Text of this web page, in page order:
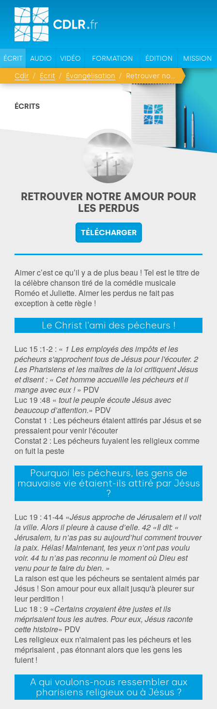
ÉCRIT AUDIO VIDÉO FORMATION ÉDITION MISSION
Cdlr Écrit Évangélisation Retrouver notre amour pour les perdus
ÉCRITS
RETROUVER NOTRE AMOUR POUR
LES PERDUS
TÉLÉCHARGER
Aimer c’est ce qu’il y a de plus beau ! Tel est le titre de
la célèbre chanson tiré de la comédie musicale
Roméo et Juliette. Aimer les perdus ne fait pas
exception à cette règle !
Le Christ l'ami des pécheurs !
Luc 15 :1-2 : « 1 Les employés des impôts et les
pécheurs s'approchent tous de Jésus pour l'écouter. 2
Les Pharisiens et les maîtres de la loi critiquent Jésus
et disent : « Cet homme accueille les pécheurs et il
mange avec eux !» PDV
Luc 19 :48 « tout le peuple écoute Jésus avec
beaucoup d’attention.» PDV
Constat 1 : Les pécheurs étaient attirés par Jésus et se
pressaient pour venir l'écouter
Constat 2 : Les pécheurs fuyaient les religieux comme
on fuit la peste
Pourquoi les pécheurs, les gens de
mauvaise vie étaient-ils attiré par Jésus
?
Luc 19 : 41-44 «Jésus approche de Jérusalem et il voit
la ville. Alors il pleure à cause d’elle. 42 «Il dit: «
Jérusalem, tu n’as pas su aujourd’hui comment trouver
la paix. Hélas! Maintenant, tes yeux n’ont pas voulu
voir. 44 tu n’as pas reconnu le moment où Dieu est
venu pour te faire du bien. »
La raison est que les pécheurs se sentaient aimés par
Jésus ! Son amour pour eux allait jusqu'à pleurer sur
leur perdition !
Luc 18 : 9 «Certains croyaient être justes et ils
méprisaient tous les autres. Pour eux, Jésus raconte
cette histoire» PDV
Les religieux eux n'aimaient pas les pécheurs et les
méprisaient , pas étonnant alors que les gens les
fuient !
A qui voulons-nous ressembler aux
pharisiens religieux ou à Jésus ?